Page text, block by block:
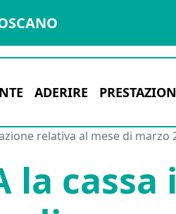
ADERIRE
relativa al mese di marzo
la